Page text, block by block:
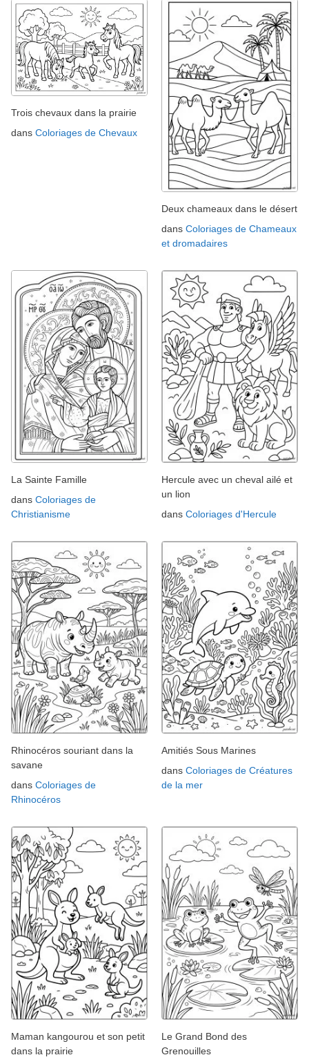
Trois chevaux dans la prairie
dans Coloriages de Chevaux
Deux chameaux dans le désert
dans Coloriages de Chameaux
et dromadaires
La Sainte Famille
dans Coloriages de
Christianisme
Hercule avec un cheval ailé et
un lion
dans Coloriages d'Hercule
Rhinocéros souriant dans la
savane
dans Coloriages de
Rhinocéros
Amitiés Sous Marines
dans Coloriages de Créatures
de la mer
Maman kangourou et son petit
dans la prairie
Le Grand Bond des
Grenouilles